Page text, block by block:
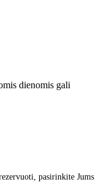
dienomis gali
pasirinkite Jums